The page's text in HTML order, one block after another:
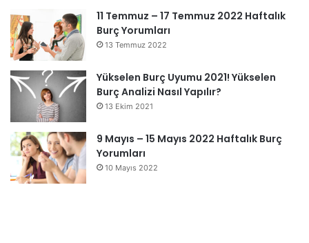
11 Temmuz – 17 Temmuz 2022 Haftalık
Burç Yorumları
13 Temmuz 2022
Yükselen Burç Uyumu 2021! Yükselen
Burç Analizi Nasıl Yapılır?
13 Ekim 2021
9 Mayıs – 15 Mayıs 2022 Haftalık Burç
Yorumları
10 Mayıs 2022